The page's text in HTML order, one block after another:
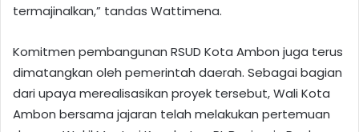
termajinalkan,” tandas Wattimena.
Komitmen pembangunan RSUD Kota Ambon juga terus
dimatangkan oleh pemerintah daerah. Sebagai bagian
dari upaya merealisasikan proyek tersebut, Wali Kota
Ambon bersama jajaran telah melakukan pertemuan